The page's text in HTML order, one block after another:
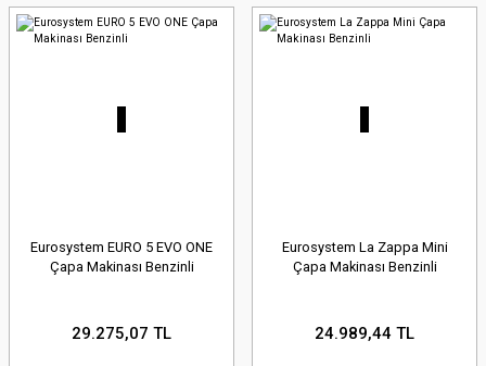
Eurosystem EURO 5 EVO ONE
Çapa Makinası Benzinli
29.275,07 TL
Eurosystem La Zappa Mini
Çapa Makinası Benzinli
24.989,44 TL